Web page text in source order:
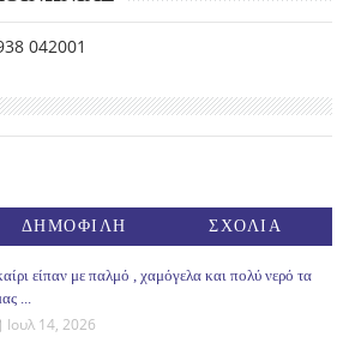
042001
ΔΗΜΟΦΙΛΗ ΣΧΟΛΙΑ
είπαν με παλμό , χαμόγελα και πολύ νερό τα
...
Ιουλ 14, 2026